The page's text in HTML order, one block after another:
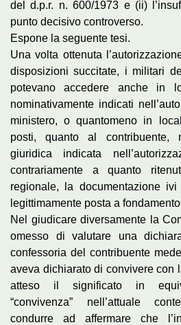
del d.p.r. n. 600/1973 e (ii)
punto decisivo controverso.
Espone la seguente tesi.
Una volta ottenuta
disposizioni succitate, i militari
potevano accedere anche in
nominativamente indicati
ministero, o quantomeno in
posti, quanto al contribuente,
giuridica indicata
contrariamente a quanto
regionale, la documentazione
legittimamente posta a
Nel giudicare diversamente la
omesso di valutare una
confessoria del contribuente
aveva dichiarato di convivere con
atteso il significato in
“convivenza” nell’attuale
condurre ad affermare che